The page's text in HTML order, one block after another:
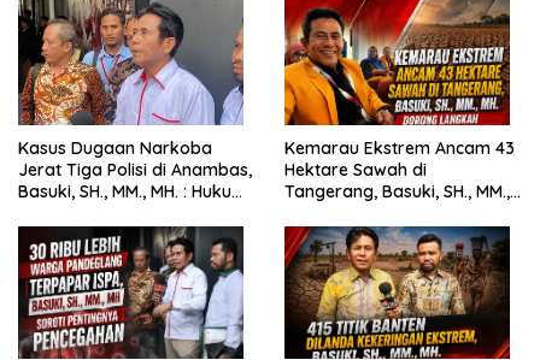
Kasus Dugaan Narkoba
Jerat Tiga Polisi di Anambas,
Basuki, SH., MM., MH. : Hukum
Kemarau Ekstrem Ancam 43
Hektare Sawah di
Tangerang, Basuki, SH., MM.,
Pemerintah